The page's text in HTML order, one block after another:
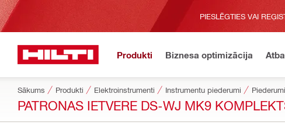
PIESLĒGTIES VAI
Produkti Biznesa optimizācija
Sākums Produkti Elektroinstrumenti Instrumentu piederumi
PATRONAS IETVERE DS-WJ MK9